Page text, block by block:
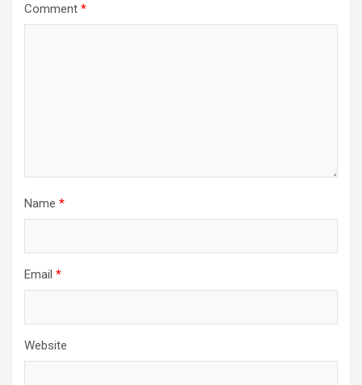
Comment *
Name *
Email *
Website